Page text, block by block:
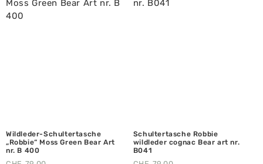
Wildleder-Schultertasche
„Robbie“ Moss Green Bear Art
nr. B 400
Schultertasche Robbie
wildleder cognac Bear art nr.
B041